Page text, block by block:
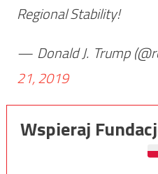
Regional Stability!
— Donald J. Trump
21, 2019
Wspieraj